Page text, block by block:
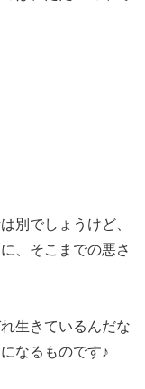
別でしょうけど、
、そこまでの悪さ
生きているんだな
なるものです♪